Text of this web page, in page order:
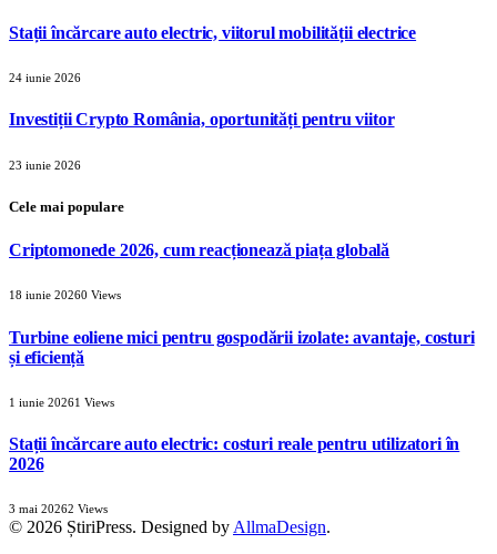
Stații încărcare auto electric, viitorul mobilității electrice
24 iunie 2026
Investiții Crypto România, oportunități pentru viitor
23 iunie 2026
Cele mai populare
Criptomonede 2026, cum reacționează piața globală
18 iunie 20260 Views
Turbine eoliene mici pentru gospodării izolate: avantaje, costuri
și eficiență
1 iunie 20261 Views
Stații încărcare auto electric: costuri reale pentru utilizatori în
2026
3 mai 20262 Views
© 2026 ȘtiriPress. Designed by AllmaDesign.